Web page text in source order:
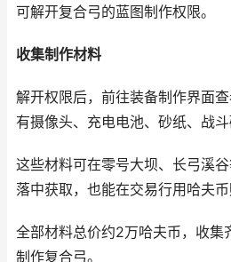
可解开复合弓的蓝图制作权限。
收集制作材料
解开权限后，前往装备制作界面
有摄像头、充电电池、砂纸、战斗
这些材料可在零号大坝、长弓溪
落中获取，也能在交易行用哈夫币
全部材料总价约2万哈夫币，收集
制作复合弓。